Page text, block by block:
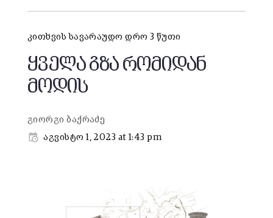
კითხვის სავარაუდო დრო 3 წუთი
ყველა გზა რომიდან
მოდის
გიორგი ბაქრაძე
აგვისტო 1, 2023 at 1:43 pm